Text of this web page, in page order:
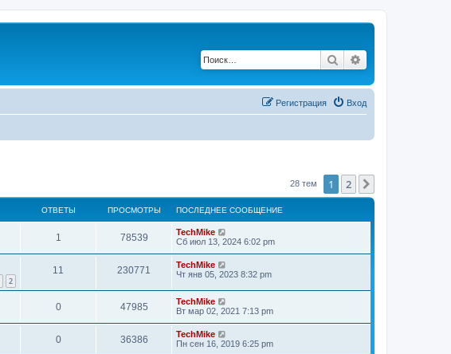
Поиск
Вход
Регистрация
28 тем 1 2
ОТВЕТЫ ПРОСМОТРЫ ПОСЛЕДНЕЕ СООБЩЕНИЕ
1 78539
TechMike
Сб июл 13, 2024 6:02 pm
2
11 230771
TechMike
Чт янв 05, 2023 8:32 pm
0 47985
TechMike
Вт мар 02, 2021 7:13 pm
0 36386
TechMike
Пн сен 16, 2019 6:25 pm